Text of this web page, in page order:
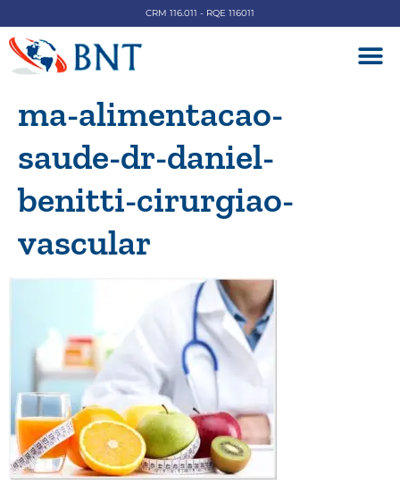
CRM 116.011 - RQE 116011
ma-alimentacao-
saude-dr-daniel-
benitti-cirurgiao-
vascular